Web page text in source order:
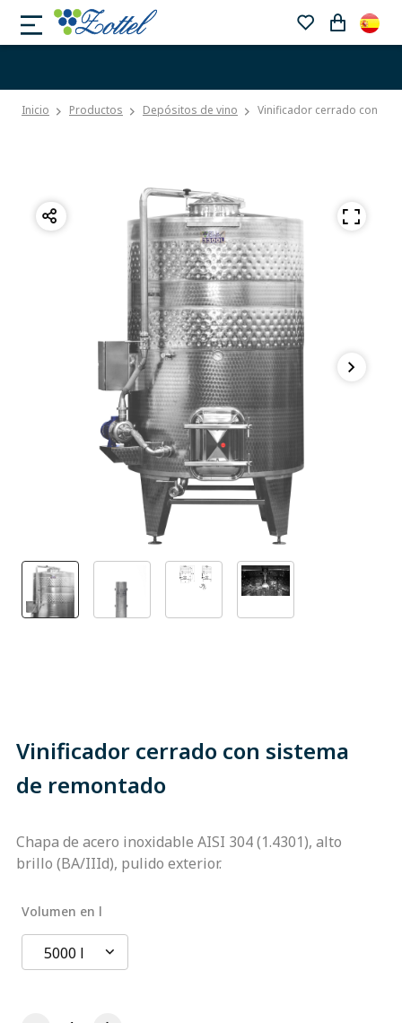
Inicio Productos Depósitos de vino Vinificador cerrado con
Vinificador cerrado con sistema
de remontado
Chapa de acero inoxidable AISI 304 (1.4301), alto
brillo (BA/IIId), pulido exterior.
Volumen en l
5000 l